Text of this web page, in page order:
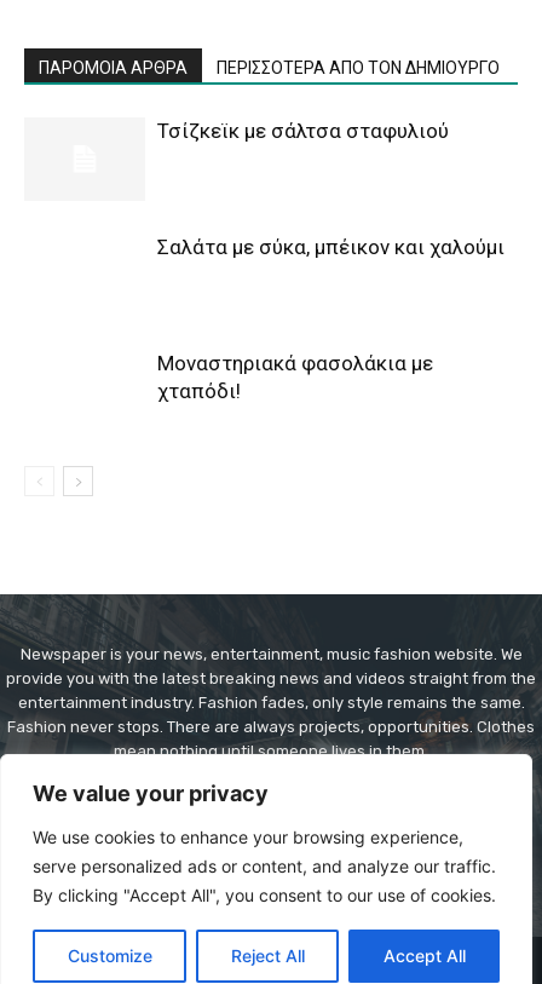
We value your privacy
We use cookies to enhance your browsing experience,
serve personalized ads or content, and analyze our traffic.
By clicking "Accept All", you consent to our use of cookies.
Customize Reject All Accept All
ΠΑΡΟΜΟΙΑ ΑΡΘΡΑ ΠΕΡΙΣΣΟΤΕΡΑ ΑΠΟ ΤΟΝ ΔΗΜΙΟΥΡΓΟ
Τσίζκεϊκ με σάλτσα σταφυλιού
Σαλάτα με σύκα, μπέικον και χαλούμι
Μοναστηριακά φασολάκια με
χταπόδι!
Newspaper is your news, entertainment, music fashion website. We
provide you with the latest breaking news and videos straight from the
entertainment industry. Fashion fades, only style remains the same.
Fashion never stops. There are always projects, opportunities. Clothes
mean nothing until someone lives in them.
Contact us:contact@yoursite.com
© Copyright - Newspaper WordPress Theme by TagDiv